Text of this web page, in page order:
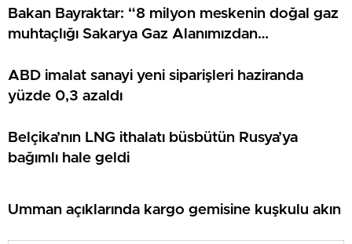
Bakan Bayraktar: “8 milyon meskenin doğal gaz
muhtaçlığı Sakarya Gaz Alanımızdan
ABD imalat sanayi yeni siparişleri haziranda
yüzde 0,3 azaldı
Belçika’nın LNG ithalatı büsbütün Rusya’ya
bağımlı hale geldi
Umman açıklarında kargo gemisine kuşkulu akın